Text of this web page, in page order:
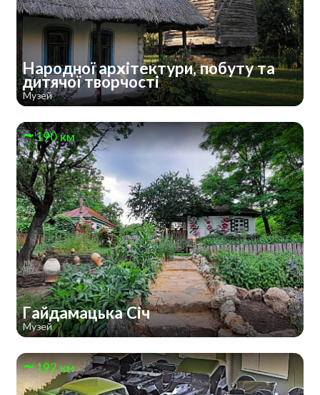
Народної архітектури, побуту та
дитячої творчості
Музей
190 км
Гайдамацька Січ
Музей
192 км